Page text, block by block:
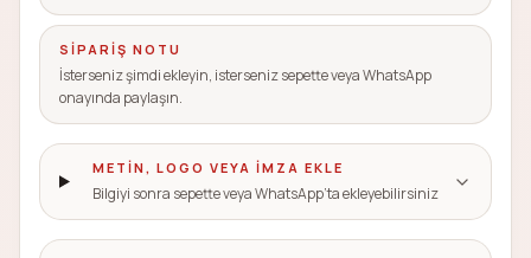
SIPARIŞ NOTU
İsterseniz şimdi ekleyin, isterseniz sepette veya WhatsApp
onayında paylaşın.
METIN, LOGO VEYA IMZA EKLE
Bilgiyi sonra sepette veya WhatsApp’ta ekleyebilirsiniz